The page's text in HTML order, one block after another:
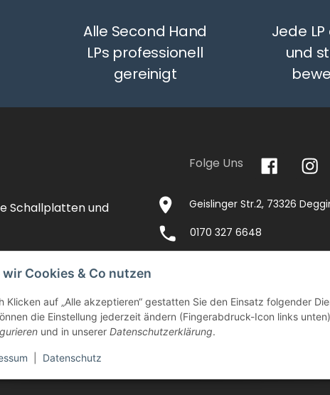
wir Cookies & Co nutzen
Klicken auf „Alle akzeptieren“ gestatten Sie den Einsatz folgender
die Einstellung jederzeit ändern (Fingerabdruck-Icon links
und in unserer Datenschutzerklärung.
Datenschutz
Alle Second Hand
LPs professionell
gereinigt
Jede
und
Schallplatten und
Folge Uns
Geislinger Str.2, 73326
0170 327 6648
IMPRESSUM
VERSANDKOSTEN
AGB WIDERRUFSRECHT